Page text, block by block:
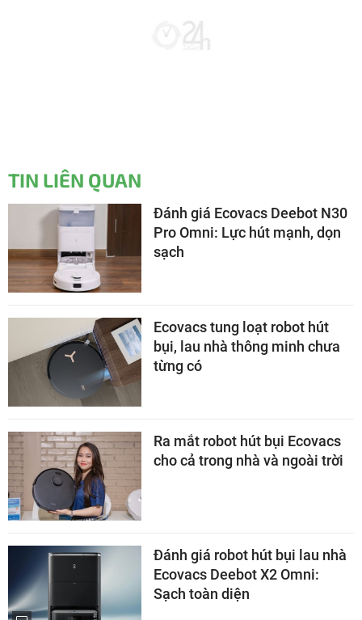
TIN LIÊN QUAN
Đánh giá Ecovacs Deebot N30
Pro Omni: Lực hút mạnh, dọn
sạch
Ecovacs tung loạt robot hút
bụi, lau nhà thông minh chưa
từng có
Ra mắt robot hút bụi Ecovacs
cho cả trong nhà và ngoài trời
Đánh giá robot hút bụi lau nhà
Ecovacs Deebot X2 Omni:
Sạch toàn diện